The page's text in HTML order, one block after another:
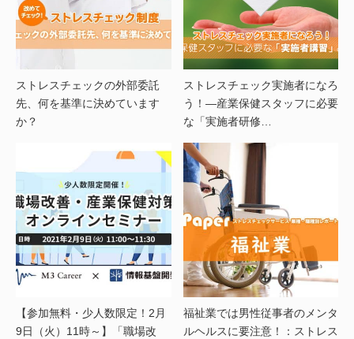
ストレスチェックの外部委託
先、何を基準に決めています
か？
ストレスチェック実施者になろ
う！―産業保健スタッフに必要
な「実施者研修…
【参加無料・少人数限定！2月
9日（火）11時～】「職場改
福祉業では男性従事者のメンタ
ルヘルスに要注意！：ストレス